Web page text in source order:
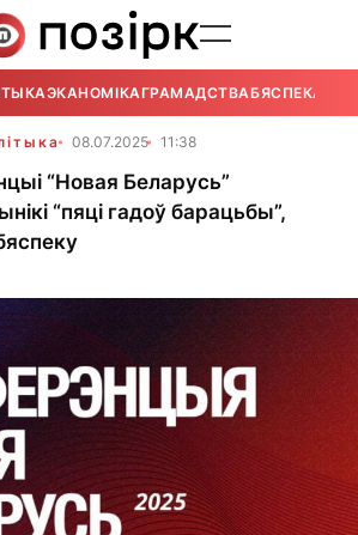
ЭКАНОМІКАГРАМАДСТВАБЯСПЕКА
08.07.2025 11:38
“Новая Беларусь”
“пяці гадоў барацьбы”,